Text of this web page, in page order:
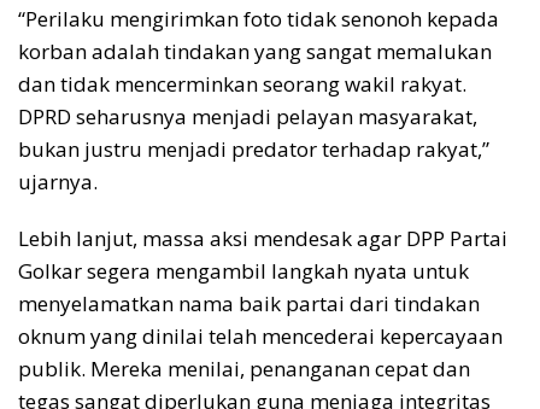
“Perilaku mengirimkan foto tidak senonoh kepada
korban adalah tindakan yang sangat memalukan
dan tidak mencerminkan seorang wakil rakyat.
DPRD seharusnya menjadi pelayan masyarakat,
bukan justru menjadi predator terhadap rakyat,”
ujarnya.
Lebih lanjut, massa aksi mendesak agar DPP Partai
Golkar segera mengambil langkah nyata untuk
menyelamatkan nama baik partai dari tindakan
oknum yang dinilai telah mencederai kepercayaan
publik. Mereka menilai, penanganan cepat dan
tegas sangat diperlukan guna menjaga integritas